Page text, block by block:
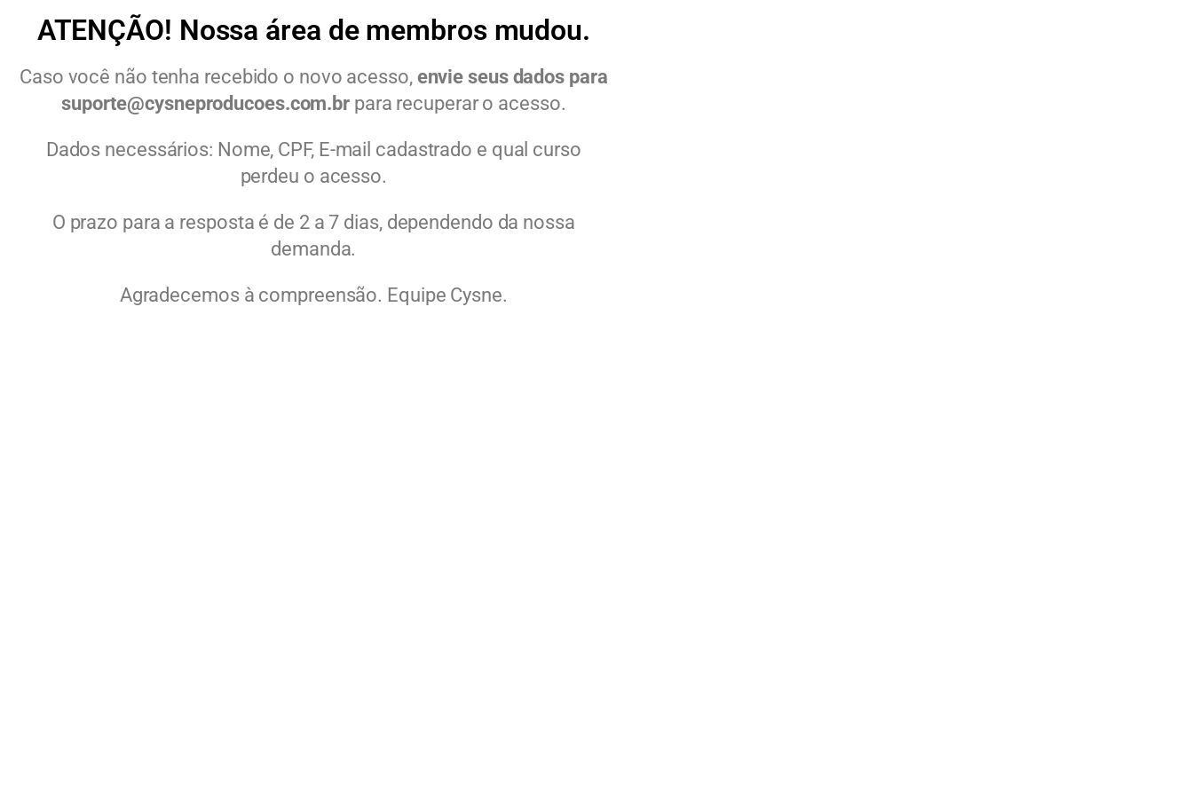
ATENÇÃO! Nossa área de membros mudou.
Caso você não tenha recebido o novo acesso, envie seus dados para
suporte@cysneproducoes.com.br para recuperar o acesso.
Dados necessários: Nome, CPF, E-mail cadastrado e qual curso
perdeu o acesso.
O prazo para a resposta é de 2 a 7 dias, dependendo da nossa
demanda.
Agradecemos à compreensão. Equipe Cysne.